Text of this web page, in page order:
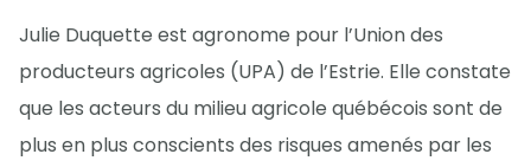
Julie Duquette est agronome pour l’Union des
producteurs agricoles (UPA) de l’Estrie. Elle constate
que les acteurs du milieu agricole québécois sont de
plus en plus conscients des risques amenés par les